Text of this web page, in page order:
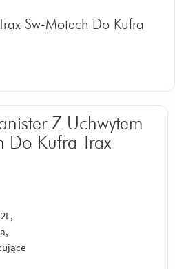
Sw-Motech Do Kufra
Z Uchwytem
Do Kufra Trax